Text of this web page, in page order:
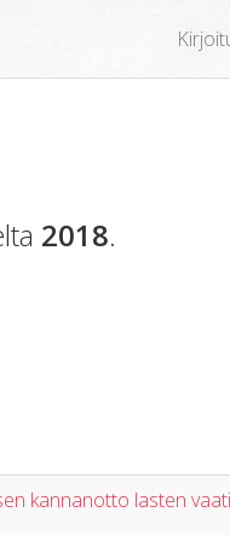
2018.
kannanotto lasten